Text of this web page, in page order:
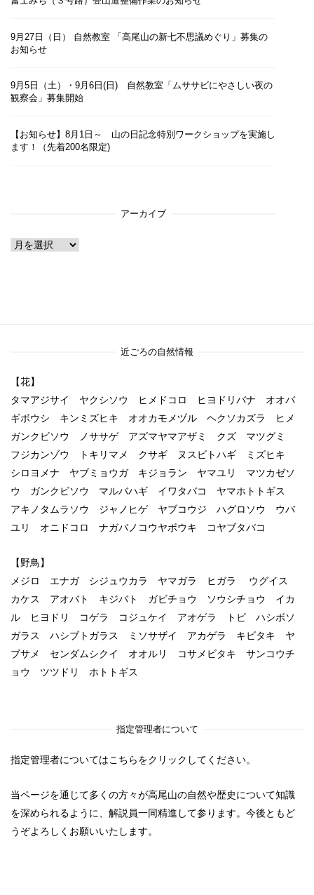
9月27日（日） 自然教室 「高尾山の新七不思議めぐり」募集の
お知らせ
9月5日（土）・9月6日(日) 自然教室「ムササビにやさしい夜の
観察会」募集開始
【お知らせ】8月1日～ 山の日記念特別ワークショップを実施し
ます！（先着200名限定)
アーカイブ
ア
近ごろの自然情報
【花】
タマアジサイ ヤクシソウ ヒメドコロ ヒヨドリバナ オオバ
ギボウシ キンミズヒキ オオカモメヅル ヘクソカズラ ヒメ
ガンクビソウ ノササゲ アズマヤマアザミ クズ マツグミ
フジカンゾウ トキリマメ クサギ ヌスビトハギ ミズヒキ
シロヨメナ ヤブミョウガ キジョラン ヤマユリ マツカゼソ
ウ ガンクビソウ マルバハギ イワタバコ ヤマホトトギス
アキノタムラソウ ジャノヒゲ ヤブコウジ ハグロソウ ウバ
ユリ オニドコロ ナガバノコウヤボウキ コヤブタバコ
【野鳥】
メジロ エナガ シジュウカラ ヤマガラ ヒガラ ウグイス
カケス アオバト キジバト ガビチョウ ソウシチョウ イカ
ル ヒヨドリ コゲラ コジュケイ アオゲラ トビ ハシボソ
ガラス ハシブトガラス ミソサザイ アカゲラ キビタキ ヤ
ブサメ センダムシクイ オオルリ コサメビタキ サンコウチ
ョウ ツツドリ ホトトギス
指定管理者について
指定管理者についてはこちらをクリックしてください。
当ページを通じて多くの方々が高尾山の自然や歴史について知識
を深められるように、解説員一同精進して参ります。今後ともど
うぞよろしくお願いいたします。